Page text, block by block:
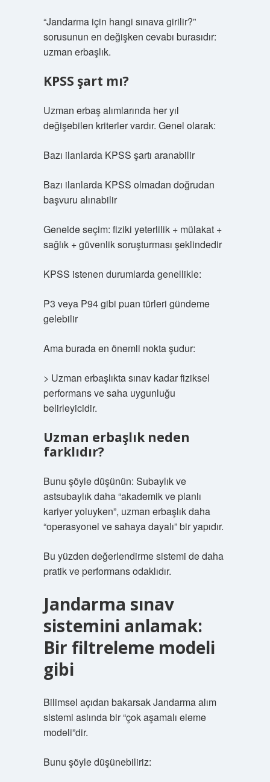
“Jandarma için hangi sınava girilir?”
sorusunun en değişken cevabı burasıdır:
uzman erbaşlık.
KPSS şart mı?
Uzman erbaş alımlarında her yıl
değişebilen kriterler vardır. Genel olarak:
Bazı ilanlarda KPSS şartı aranabilir
Bazı ilanlarda KPSS olmadan doğrudan
başvuru alınabilir
Genelde seçim: fiziki yeterlilik + mülakat +
sağlık + güvenlik soruşturması şeklindedir
KPSS istenen durumlarda genellikle:
P3 veya P94 gibi puan türleri gündeme
gelebilir
Ama burada en önemli nokta şudur:
> Uzman erbaşlıkta sınav kadar fiziksel
performans ve saha uygunluğu
belirleyicidir.
Uzman erbaşlık neden
farklıdır?
Bunu şöyle düşünün: Subaylık ve
astsubaylık daha “akademik ve planlı
kariyer yoluyken”, uzman erbaşlık daha
“operasyonel ve sahaya dayalı” bir yapıdır.
Bu yüzden değerlendirme sistemi de daha
pratik ve performans odaklıdır.
Jandarma sınav
sistemini anlamak:
Bir filtreleme modeli
gibi
Bilimsel açıdan bakarsak Jandarma alım
sistemi aslında bir “çok aşamalı eleme
modeli”dir.
Bunu şöyle düşünebiliriz: